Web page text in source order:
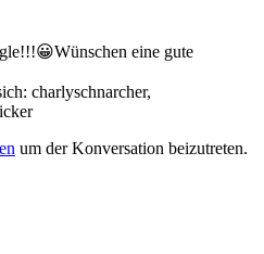
eine gute
charlyschnarcher,
um der Konversation beizutreten.